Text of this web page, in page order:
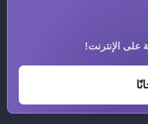
على الإنترنت!